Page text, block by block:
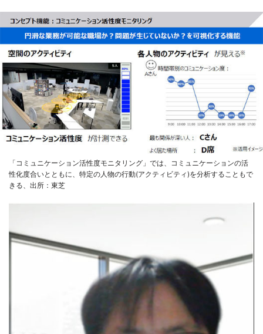
「コミュニケーション活性度モニタリング」では、コミュニケーションの活
性化度合いとともに、特定の人物の行動(アクティビティ)を分析することもで
きる、出所：東芝